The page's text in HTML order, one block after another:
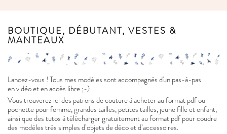
BOUTIQUE, DÉBUTANT, VESTES &
MANTEAUX
Lancez-vous ! Tous mes modèles sont accompagnés d'un pas-à-pas
en vidéo et en accès libre ;-)
Vous trouverez ici des patrons de couture à acheter au format pdf ou
pochette pour femme, grandes tailles, petites tailles, jeune fille et enfant,
ainsi que des tutos à télécharger gratuitement au format pdf pour coudre
des modèles très simples d’objets de déco et d’accessoires.